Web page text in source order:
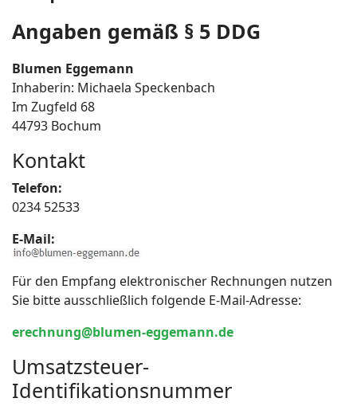
Angaben gemäß § 5 DDG
Blumen Eggemann
Inhaberin: Michaela Speckenbach
Im Zugfeld 68
44793 Bochum
Kontakt
Telefon:
0234 52533
E-Mail:
Für den Empfang elektronischer Rechnungen nutzen
Sie bitte ausschließlich folgende E-Mail-Adresse:
erechnung@blumen-eggemann.de
Umsatzsteuer-
Identifikationsnummer